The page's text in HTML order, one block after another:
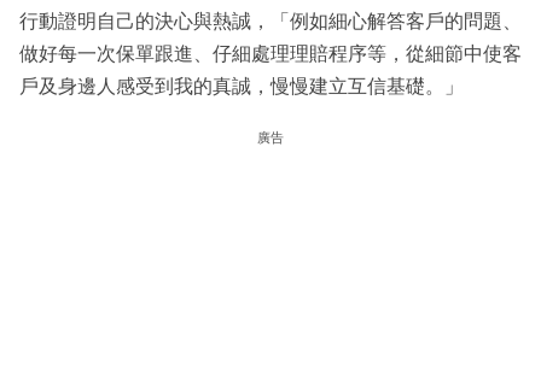
行動證明自己的決心與熱誠，「例如細心解答客戶的問題、
做好每一次保單跟進、仔細處理理賠程序等，從細節中使客
戶及身邊人感受到我的真誠，慢慢建立互信基礎。」
廣告